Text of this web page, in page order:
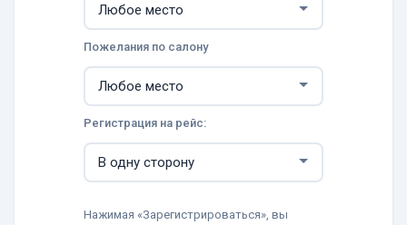
Пожелания по салону
Регистрация на рейс:
Нажимая «Зарегистрироваться», вы